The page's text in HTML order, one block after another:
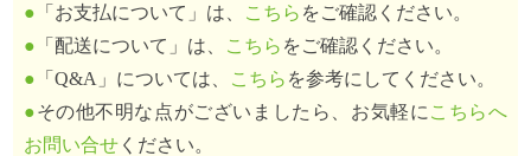
● 「お支払について」は、 こちら をご確認ください。
● 「配送について」は、 こちら をご確認ください。
● 「Q&A」については、 こちら を参考にしてください。
●その他不明な点がございましたら、お気軽に こちらへ
お問い合せください。